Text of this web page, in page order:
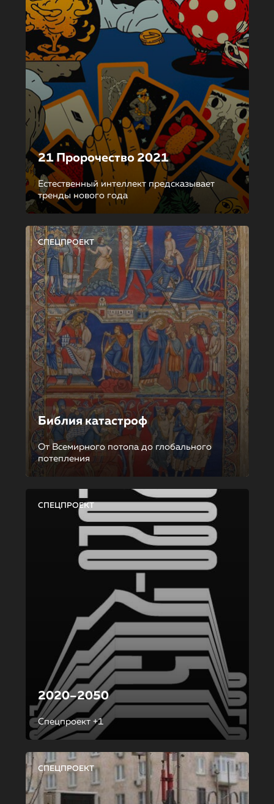
21 Пророчество 2021
Естественный интеллект предсказывает
тренды нового года
СПЕЦПРОЕКТ
Библия катастроф
От Всемирного потопа до глобального
потепления
СПЕЦПРОЕКТ
2020–2050
Спецпроект +1
СПЕЦПРОЕКТ